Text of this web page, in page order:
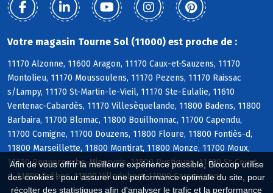
Afin de vous offrir la meilleure expérience possible, Biocoop utilise
des cookies : pour assurer une performance optimale du site, pour
récolter des statistiques afin d'analyser le trafic et la performance
Votre magasin Tourne Sol (11000) est proche de :
11170 Alzonne, 11600 Aragon, 11170 Caux-et-Sauzens, 11170
Montolieu, 11170 Moussoulens, 11170 Pezens, 11170 Raissac
s/Lampy, 11170 St-Martin-le-Vieil, 11170 Ste-Eulalie, 11610
Ventenac-Cabardès, 11170 Villesèquelande, 11800 Badens, 11800
Barbaira, 11700 Blomac, 11800 Bouilhonnac, 11700 Capendu,
11700 Comigne, 11700 Douzens, 11800 Floure, 11800 Fontiès-d,
11800 Marseillette, 11800 Montirat, 11800 Monze, 11700 Moux,
11700 Roquecourbe-Minervois, 11800 Rustiques, 11700 St-Couat-
d, 11800 Trèbes, 11800 Villedubert, 11000 Carcassonne